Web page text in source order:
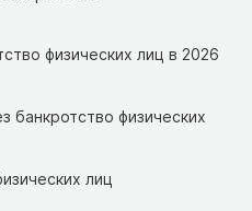
физических лиц в 2026
банкротство физических
лиц